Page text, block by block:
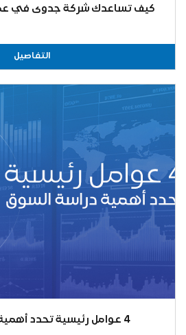
كيف تساعدك شركة جدوى في
التفاصيل
4 عوامل رئيسية تحدد أهمية دراسة السوق